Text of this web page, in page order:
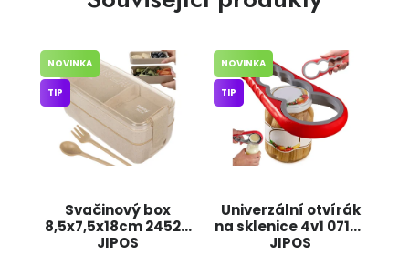
Svačinový box
8,5x7,5x18cm 24528
JIPOS
NOVINKA
TIP
Univerzální otvírák
na sklenice 4v1 07107
JIPOS
NOVINKA
TIP